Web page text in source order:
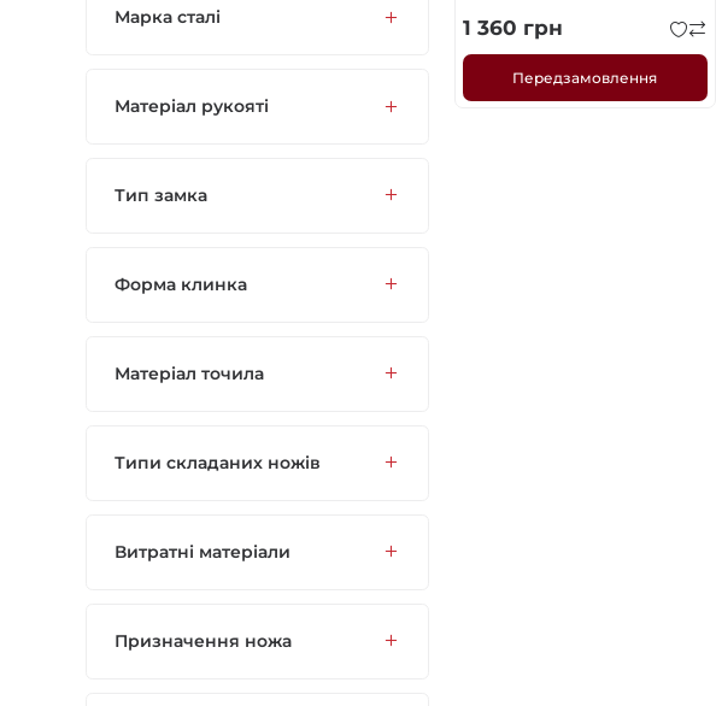
1 360 грн
Передзамовлення
Марка сталі
Матеріал рукояті
Тип замка
Форма клинка
Матеріал точила
Типи складаних ножів
Витратні матеріали
Призначення ножа